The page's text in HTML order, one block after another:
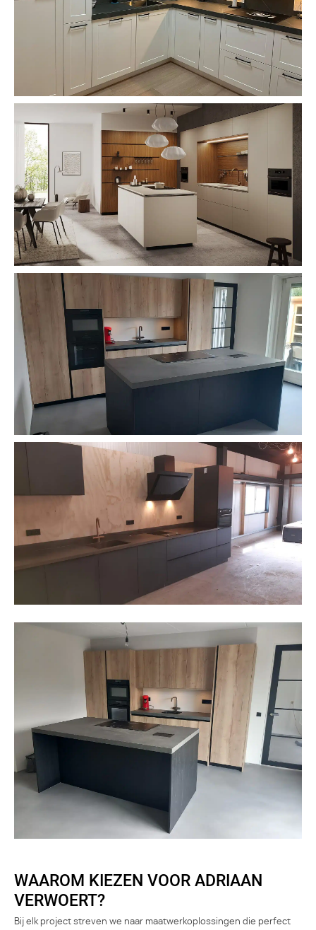
WAAROM KIEZEN VOOR ADRIAAN
VERWOERT?
Bij elk project streven we naar maatwerkoplossingen die perfect